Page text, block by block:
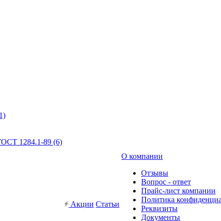
1284.1-89 (6)
Акции Статьи
О компании
Отзывы
Вопрос - ответ
Прайс-лист компании
Политика
Реквизиты
Документы